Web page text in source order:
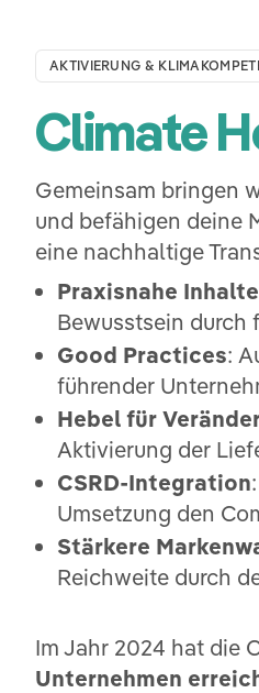
AKTIVIERUNG &
Climate
Gemeinsam bringen
und befähigen deine
eine nachhaltige
Praxisnahe Inhalte
Bewusstsein durch
Good Practices:
führender
Hebel für
Aktivierung der
CSRD-Integration
Umsetzung den
Stärkere
Reichweite durch
Im Jahr 2024 hat die
Unternehmen